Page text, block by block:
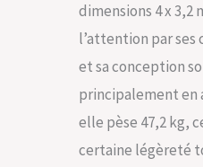
dimensions 4 x
l’attention par
et sa conception
principalement
elle pèse 47,2 kg,
certaine légèreté